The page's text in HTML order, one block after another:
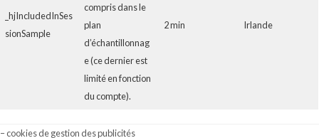
_hjIncludedInSes
sionSample
compris dans le
plan
d’échantillonnag
e (ce dernier est
limité en fonction
du compte).
2 min Irlande
– cookies de gestion des publicités